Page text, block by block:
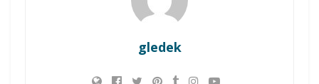
gledek